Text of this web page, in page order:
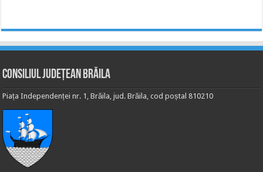
Consiliul Județean Brăila
Piața Independenței nr. 1, Brăila, jud. Brăila, cod poștal 810210